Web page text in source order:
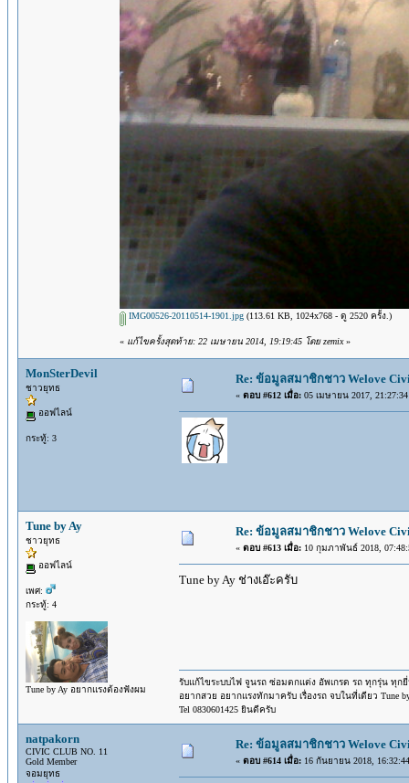
IMG00526-20110514-1901.jpg (113.61 KB, 1024x768 - ดู 2520 ครั้ง.)
« แก้ไขครั้งสุดท้าย: 22 เมษายน 2014, 19:19:45 โดย zemix»
MonSterDevil
ชาวยุทธ
ออฟไลน์
กระทู้: 3
Re: ข้อมูลสมาชิกชาว Welove
« ตอบ #612 เมื่อ: 05 เมษายน 2017,
Tune by Ay
ชาวยุทธ
ออฟไลน์
เพศ:
กระทู้: 4
Tune by Ay อยากแรงต้องฟังผม
Re: ข้อมูลสมาชิกชาว Welove
« ตอบ #613 เมื่อ: 10 กุมภาพันธ์ 2018,
Tune by Ay ช่างเอ๊ะครับ
รับแก้ไขระบบไฟ จูนรถ ซ่อมตกแต่ง อัพเกรด รถ ทุกรุ่น ทุ
อยากสวย อยากแรงทักมาครับ เรื่องรถ จบในที่เดียว Tune
Tel 0830601425 ยินดีครับ
natpakorn
CIVIC CLUB NO. 11
Gold Member
จอมยุทธ
Re: ข้อมูลสมาชิกชาว Welove
« ตอบ #614 เมื่อ: 16 กันยายน 2018,